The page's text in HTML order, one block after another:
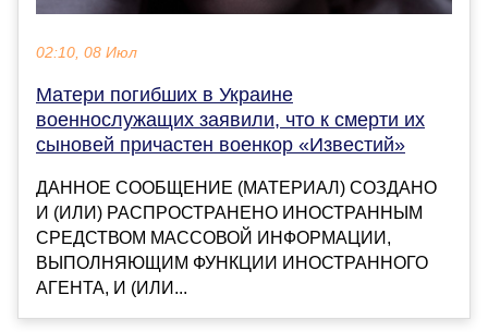
02:10, 08 Июл
Матери погибших в Украине
военнослужащих заявили, что к смерти их
сыновей причастен военкор «Известий»
ДАННОЕ СООБЩЕНИЕ (МАТЕРИАЛ) СОЗДАНО
И (ИЛИ) РАСПРОСТРАНЕНО ИНОСТРАННЫМ
СРЕДСТВОМ МАССОВОЙ ИНФОРМАЦИИ,
ВЫПОЛНЯЮЩИМ ФУНКЦИИ ИНОСТРАННОГО
АГЕНТА, И (ИЛИ...